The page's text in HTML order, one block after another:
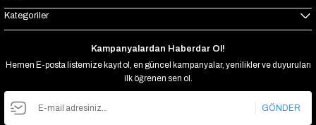
Kategoriler
Kampanyalardan Haberdar Ol!
Hemen E-posta listemize kayıt ol, en güncel kampanyalar, yenilikler ve duyuruları
ilk öğrenen sen ol.
GÖNDER